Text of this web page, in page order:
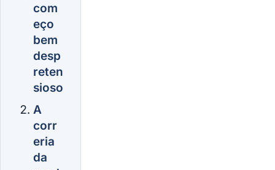
com
eço
bem
desp
reten
sioso
A
corr
eria
da